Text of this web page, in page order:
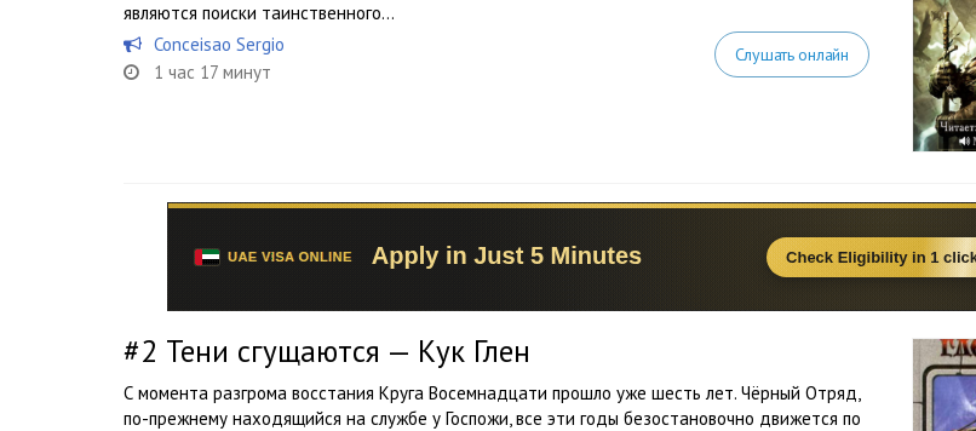
являются поиски таинственного...
Conceisao Sergio
1 час 17 минут
Слушать онлайн
#2 Тени сгущаются — Кук Глен
С момента разгрома восстания Круга Восемнадцати прошло уже шесть лет. Чёрный Отряд,
по-прежнему находящийся на службе у Госпожи, все эти годы безостановочно движется по